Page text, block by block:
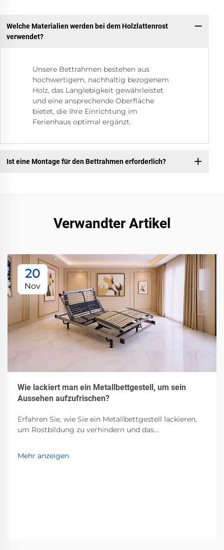
Welche Materialien werden bei dem Holzlattenrost
verwendet?
Unsere Bettrahmen bestehen aus
hochwertigem, nachhaltig bezogenem
Holz, das Langlebigkeit gewährleistet
und eine ansprechende Oberfläche
bietet, die Ihre Einrichtung im
Ferienhaus optimal ergänzt.
Ist eine Montage für den Bettrahmen erforderlich?
Verwandter Artikel
20
Nov
Wie lackiert man ein Metallbettgestell, um sein
Aussehen aufzufrischen?
Erfahren Sie, wie Sie ein Metallbettgestell lackieren,
um Rostbildung zu verhindern und das
besten Grundierungen, Lacke und
Vorbereitungstechniken für dauerhafte, professionelle
Mehr anzeigen